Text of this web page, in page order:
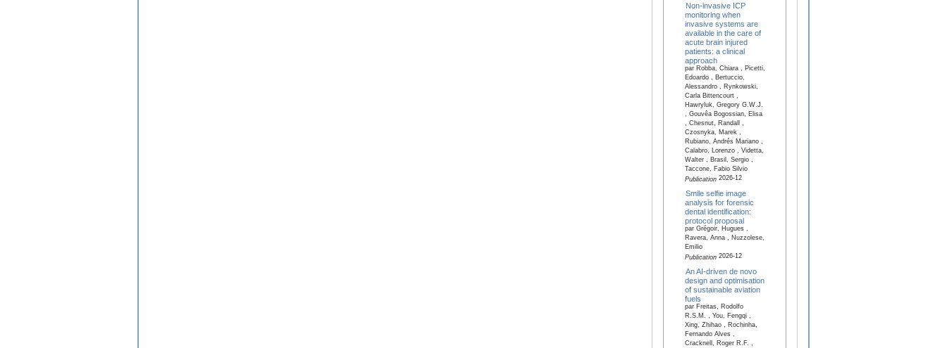
Non-invasive ICP
monitoring when
invasive systems are
available in the care of
acute brain injured
patients: a clinical
approach
par Robba, Chiara , Picetti,
Edoardo , Bertuccio,
Alessandro , Rynkowski,
Carla Bittencourt ,
Hawryluk, Gregory G.W.J.
, Gouvêa Bogossian, Elisa
, Chesnut, Randall ,
Czosnyka, Marek ,
Rubiano, Andrés Mariano ,
Calabro, Lorenzo , Videtta,
Walter , Brasil, Sergio ,
Taccone, Fabio Silvio
Publication2026-12
Smile selfie image
analysis for forensic
dental identification:
protocol proposal
par Grégoir, Hugues ,
Ravera, Anna , Nuzzolese,
Emilio
Publication2026-12
An AI-driven de novo
design and optimisation
of sustainable aviation
fuels
par Freitas, Rodolfo
R.S.M. , You, Fengqi ,
Xing, Zhihao , Rochinha,
Fernando Alves ,
Cracknell, Roger R.F. ,